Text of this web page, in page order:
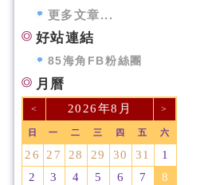
更多文章...
好站連結
85海角FB粉絲團
月曆
< 2026年8月 >
日 一 二 三 四 五 六
26 27 28 29 30 31
1
2
3 4 5 6 7
8